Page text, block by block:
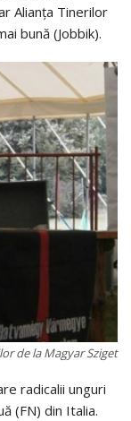
Alianţa Tinerilor
bună (Jobbik).
de la Magyar Sziget
radicalii unguri
(FN) din Italia.